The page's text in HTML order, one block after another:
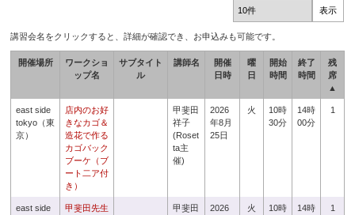
講習会名をクリックすると、詳細が確認でき、お申込みも可能です。
開催場所
ワークショ
ップ名
サブタイト
ル
講師名
開催
日時
曜
日
開始
時間
終了
時間
残
席
▲
east side
tokyo（東
京）
店内のお好
きなカゴ＆
造花で作る
カゴバック
ブーケ（ブ
ート二ア付
き）
甲斐田
祥子
(Roset
ta主
催)
2026
年8月
25日
火
10時
30分
14時
00分
1
east side
甲斐田先生
甲斐田
2026
火
10時
14時
1